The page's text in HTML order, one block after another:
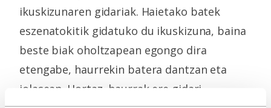
ikuskizunaren gidariak. Haietako batek
eszenatokitik gidatuko du ikuskizuna, baina
beste biak oholtzapean egongo dira
etengabe, haurrekin batera dantzan eta
jolasean. Hortaz, haurrak ere gidari